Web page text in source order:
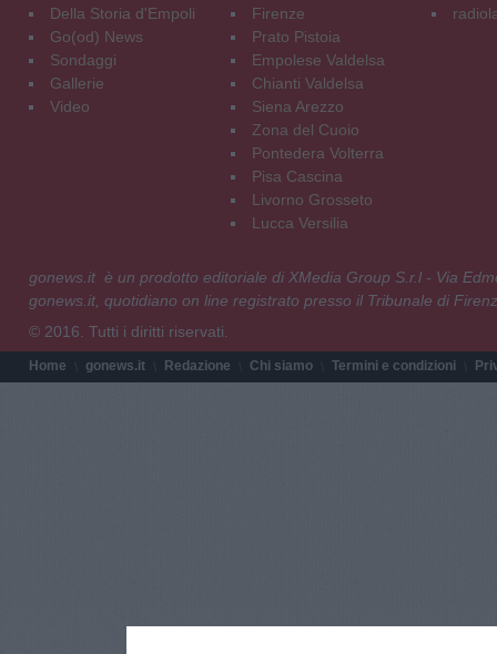
Della Storia d'Empoli
Go(od) News
Sondaggi
Gallerie
Video
Firenze
Prato Pistoia
Empolese Valdelsa
Chianti Valdelsa
Siena Arezzo
Zona del Cuoio
Pontedera Volterra
Pisa Cascina
Livorno Grosseto
Lucca Versilia
gonews.it è un prodotto editoriale di XMedia Group S.r.l - Via
gonews.it, quotidiano on line registrato presso il Tribunale di
© 2016. Tutti i diritti riservati.
Home gonews.it Redazione Chi siamo Termini e condizioni